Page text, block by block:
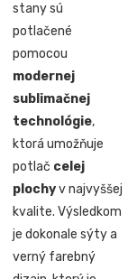
stany sú
potlačené
pomocou
modernej
sublimačnej
technológie,
ktorá umožňuje
potlač celej
plochyv najvyššej
kvalite. Výsledkom
je dokonale sýty a
verný farebný